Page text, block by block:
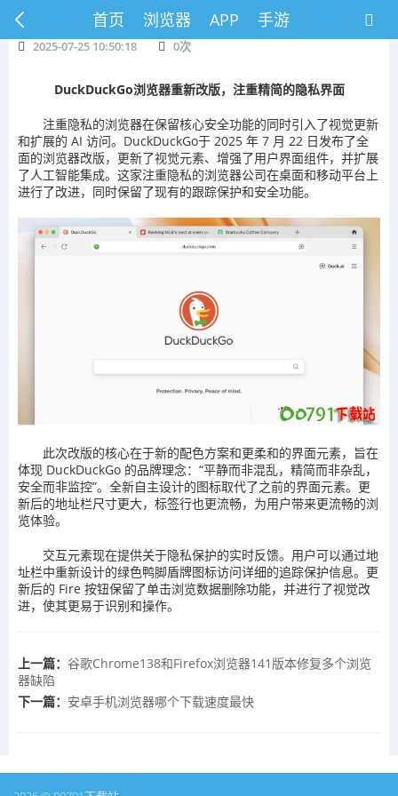
首页 浏览器 APP 手游
2025-07-25 10:50:18 0次
DuckDuckGo浏览器重新改版，注重精简的隐私界面
注重隐私的浏览器在保留核心安全功能的同时引入了视觉更新
和扩展的 AI 访问。DuckDuckGo于 2025 年 7 月 22 日发布了全
面的浏览器改版，更新了视觉元素、增强了用户界面组件，并扩展
了人工智能集成。这家注重隐私的浏览器公司在桌面和移动平台上
进行了改进，同时保留了现有的跟踪保护和安全功能。
此次改版的核心在于新的配色方案和更柔和的界面元素，旨在
体现 DuckDuckGo 的品牌理念：“平静而非混乱，精简而非杂乱，
安全而非监控”。全新自主设计的图标取代了之前的界面元素。更
新后的地址栏尺寸更大，标签行也更流畅，为用户带来更流畅的浏
览体验。
交互元素现在提供关于隐私保护的实时反馈。用户可以通过地
址栏中重新设计的绿色鸭脚盾牌图标访问详细的追踪保护信息。更
新后的 Fire 按钮保留了单击浏览数据删除功能，并进行了视觉改
进，使其更易于识别和操作。
上一篇： 谷歌Chrome138和Firefox浏览器141版本修复多个浏览
器缺陷
下一篇： 安卓手机浏览器哪个下载速度最快